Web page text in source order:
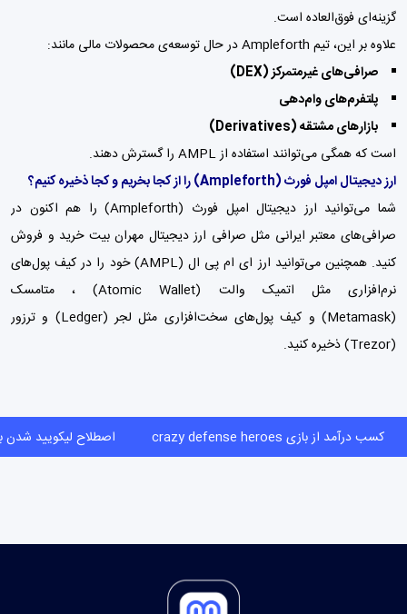
گزینه‌ای فوق‌العاده است.
علاوه بر این، تیم Ampleforth در حال توسعه‌ی محصولات مالی مانند:
صرافی‌های غیرمتمرکز (DEX)
پلتفرم‌های وام‌دهی
بازارهای مشتقه (Derivatives)
است که همگی می‌توانند استفاده از AMPL را گسترش دهند.
ارز دیجیتال امپل فورث(Ampleforth)
را از کجا بخریم و کجا ذخیره کنیم؟
شما می‌توانید ارز دیجیتال امپل فورث (Ampleforth) را هم اکنون در
صرافی‌های معتبر ایرانی مثل صرافی ارز دیجیتال مهران بیت خرید و فروش
کنید. همچنین می‌توانید ارز ای ام پی ال (AMPL) خود را در کیف پول‌های
نرم‌افزاری مثل اتمیک والت (Atomic Wallet) ،
متامسک
(Metamask)
و کیف پول‌
های سخت‌افزاری مثل لجر (Ledger) و ترزور
(Trezor) ذخیره کنید.
کسب درآمد از بازی crazy defense heroes اصطلاح لیکویید